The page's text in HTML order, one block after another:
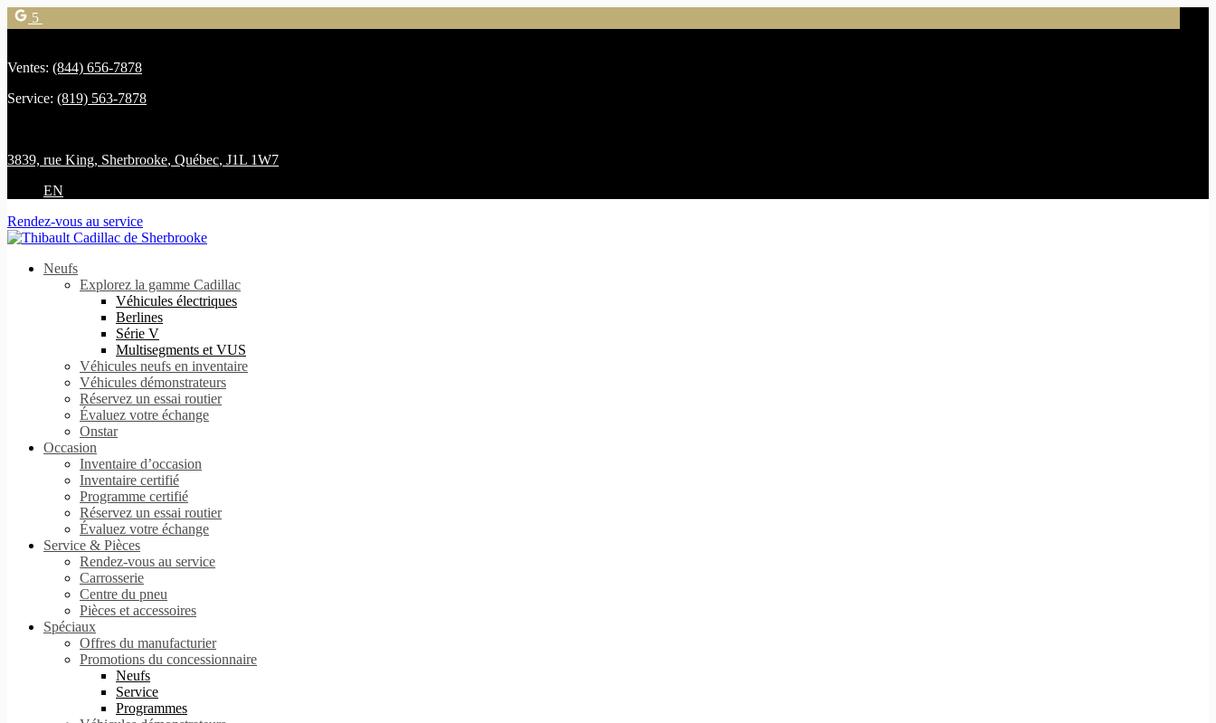
5
Ventes: (844) 656-7878
Service: (819) 563-7878
3839, rue King, Sherbrooke, Québec, J1L 1W7
EN
Rendez-vous au service
Neufs
Explorez la gamme Cadillac
Véhicules électriques
Berlines
Série V
Multisegments et VUS
Véhicules neufs en inventaire
Véhicules démonstrateurs
Réservez un essai routier
Évaluez votre échange
Onstar
Occasion
Inventaire d’occasion
Inventaire certifié
Programme certifié
Réservez un essai routier
Évaluez votre échange
Service & Pièces
Rendez-vous au service
Carrosserie
Centre du pneu
Pièces et accessoires
Spéciaux
Offres du manufacturier
Promotions du concessionnaire
Neufs
Service
Programmes